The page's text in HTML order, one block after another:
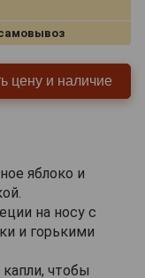
цену и наличие
яблоко и
на носу с
и горькими
чтобы